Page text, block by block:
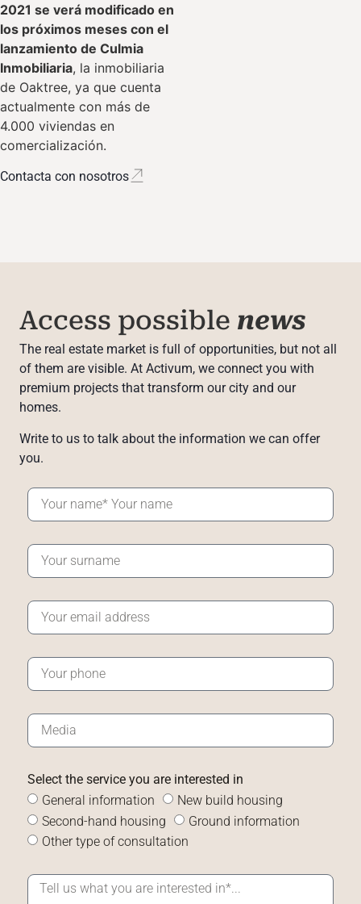
2021 se verá modificado en
los próximos meses con el
lanzamiento de Culmia
Inmobiliaria, la inmobiliaria
de Oaktree, ya que cuenta
actualmente con más de
4.000 viviendas en
comercialización.
Contacta con nosotros
Access possible news
The real estate market is full of opportunities, but not all
of them are visible. At Activum, we connect you with
premium projects that transform our city and our
homes.
Write to us to talk about the information we can offer
you.
Select the service you are interested in
General information
New build housing
Second-hand housing
Ground information
Other type of consultation